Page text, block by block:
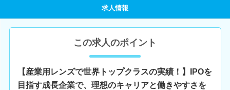
求人情報
この求人のポイント
【産業用レンズで世界トップクラスの実績！】IPOを
目指す成長企業で、理想のキャリアと働きやすさを